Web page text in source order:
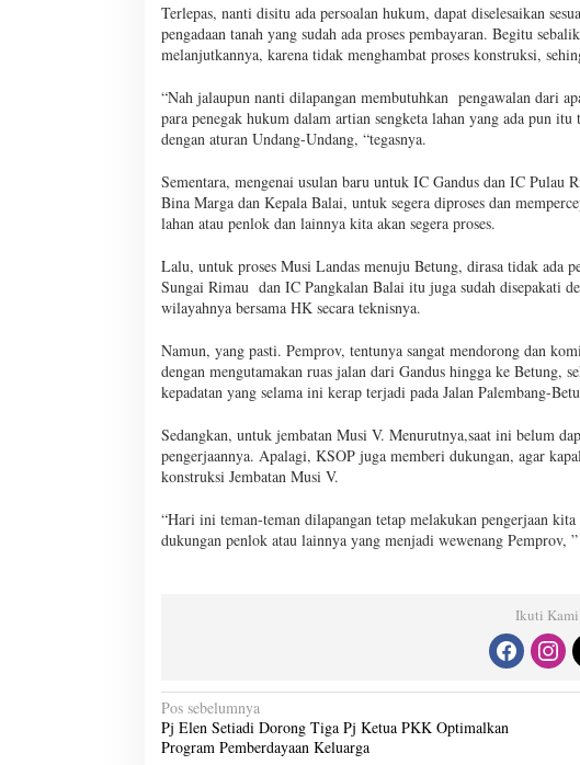
Terlepas, nanti disitu ada persoalan hukum, dapat diselesaikan
pengadaan tanah yang sudah ada proses pembayaran. Begitu
melanjutkannya, karena tidak menghambat proses konstruksi,
“Nah jalaupun nanti dilapangan membutuhkan pengawalan dari
para penegak hukum dalam artian sengketa lahan yang ada pun
dengan aturan Undang-Undang, “tegasnya.
Sementara, mengenai usulan baru untuk IC Gandus dan IC
Bina Marga dan Kepala Balai, untuk segera diproses dan
lahan atau penlok dan lainnya kita akan segera proses.
Lalu, untuk proses Musi Landas menuju Betung, dirasa tidak ada
Sungai Rimau dan IC Pangkalan Balai itu juga sudah disepakati
wilayahnya bersama HK secara teknisnya.
Namun, yang pasti. Pemprov, tentunya sangat mendorong dan
dengan mengutamakan ruas jalan dari Gandus hingga ke Betung,
kepadatan yang selama ini kerap terjadi pada Jalan Palembang-
Sedangkan, untuk jembatan Musi V. Menurutnya,saat ini belum
pengerjaannya. Apalagi, KSOP juga memberi dukungan, agar
konstruksi Jembatan Musi V.
“Hari ini teman-teman dilapangan tetap melakukan pengerjaan
dukungan penlok atau lainnya yang menjadi wewenang Pemprov,
Ikuti Kami
N
a
Pos sebelumnya
Pj Elen Setiadi Dorong Tiga Pj Ketua PKK Optimalkan
Program Pemberdayaan Keluarga